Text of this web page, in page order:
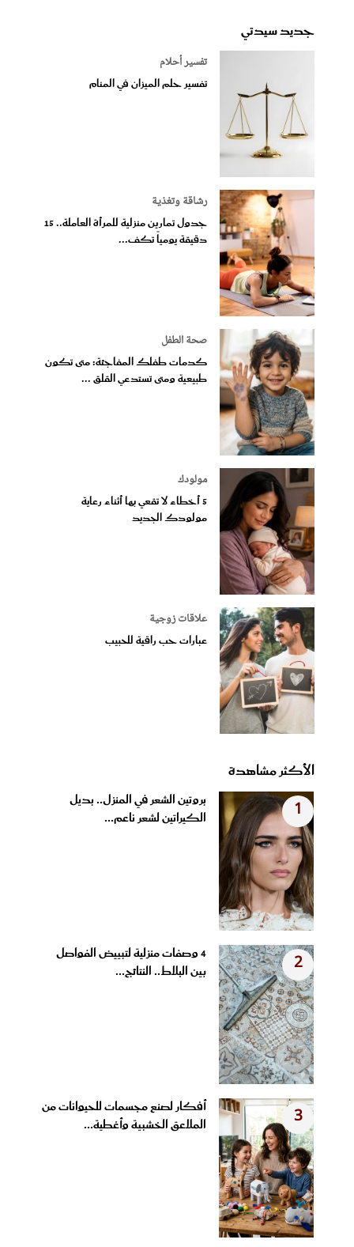
جديد سيدتي
تفسير أحلام
تفسير حلم الميزان في المنام
رشاقة وتغذية
جدول تمارين منزلية للمرأة العاملة.. 15
دقيقة يومياً تكف...
صحة الطفل
كدمات طفلك المفاجئة: متى تكون
طبيعية ومتى تستدعي القلق ...
مولودك
5 أخطاء لا تقعي بها أثناء رعاية
مولودك الجديد
علاقات زوجية
عبارات حب راقية للحبيب
الأكثر مشاهدة
1
بروتين الشعر في المنزل.. بديل
الكيراتين لشعر ناعم...
2
4 وصفات منزلية لتبييض الفواصل
بين البلاط.. النتائج...
3
أفكار لصنع مجسمات للحيوانات من
الملاعق الخشبية وأغطية...